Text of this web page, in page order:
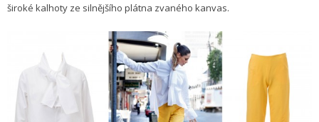
široké kalhoty ze silnějšího plátna zvaného kanvas.